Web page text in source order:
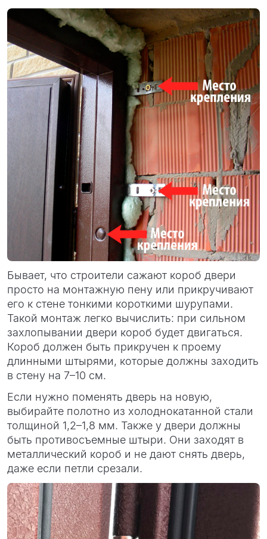
Бывает, что строители сажают короб двери
просто на монтажную пену или прикручивают
его к стене тонкими короткими шурупами.
Такой монтаж легко вычислить: при сильном
захлопывании двери короб будет двигаться.
Короб должен быть прикручен к проему
длинными штырями, которые должны заходить
в стену на 7–10 см.
Если нужно поменять дверь на новую,
выбирайте полотно из холоднокатанной стали
толщиной 1,2–1,8 мм. Также у двери должны
быть противосъемные штыри. Они заходят в
металлический короб и не дают снять дверь,
даже если петли срезали.